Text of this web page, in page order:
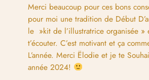
Merci beaucoup pour ces bons
pour moi une tradition de Début
le »kit de l’illustratrice organisée »
t’écouter. C’est motivant et ça
L’année. Merci Ëlodie et je te
année 2024!